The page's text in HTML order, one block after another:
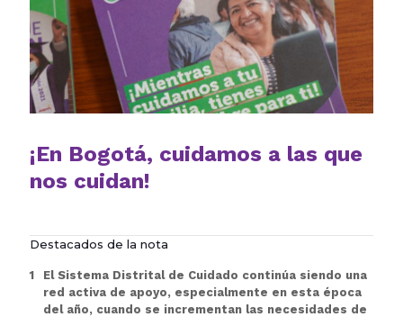
¡En Bogotá, cuidamos a las que
nos cuidan!
Destacados de la nota
El Sistema Distrital de Cuidado continúa siendo una
red activa de apoyo, especialmente en esta época
del año, cuando se incrementan las necesidades de